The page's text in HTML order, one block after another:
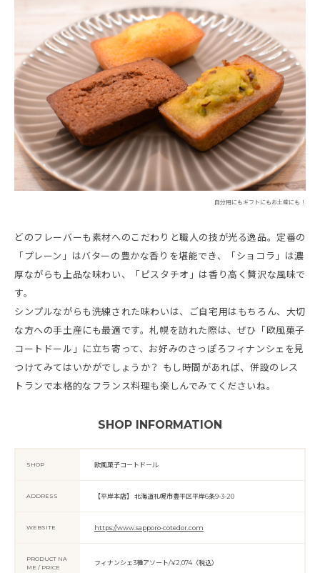
自分用にもギフトにもお土産にも！
どのフレーバーも素材へのこだわりと職人の技が光る逸品。定番の
「プレーン」はバターの豊かな香りを堪能でき、「ショコラ」は濃
厚ながらも上品な味わい、「ピスタチオ」は香り高く贅沢な風味で
す。
シンプルながらも洗練された味わいは、ご自宅用はもちろん、大切
な方への手土産にも最適です。札幌を訪れた際は、ぜひ「欧風菓子
コートドール」に立ち寄って、お好みのさっぽろフィナンシェを見
つけてみてはいかがでしょうか？ もし時間があれば、併設のレス
トランで本格的なフランス料理も楽しんでみてくださいね。
SHOP INFORMATION
SHOP 欧風菓子コートドール
ADDRESS 【平岸本店】 北海道札幌市豊平区平岸6条9-3-20
WEBSITE https://www.sapporo-cotedor.com
PRODUCT NA
ME / PRICE
フィナンシェ3種アソート/¥2,074（税込）